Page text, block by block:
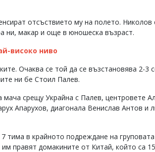
отсъствието му на полето.
ни, макар и още в юношеска възраст.
високо ниво
Очаква се той да се възстановява 2-3
ни бе Стоил Палев.
срещу Украйна с Палев, центровете
Апарухов, диагонала Венислав Антов и
тима в крайното подреждане на
правят домакините от Китай, който са